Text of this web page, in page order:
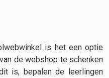
is het een optie
de webshop te schenken
is, bepalen de leerlingen